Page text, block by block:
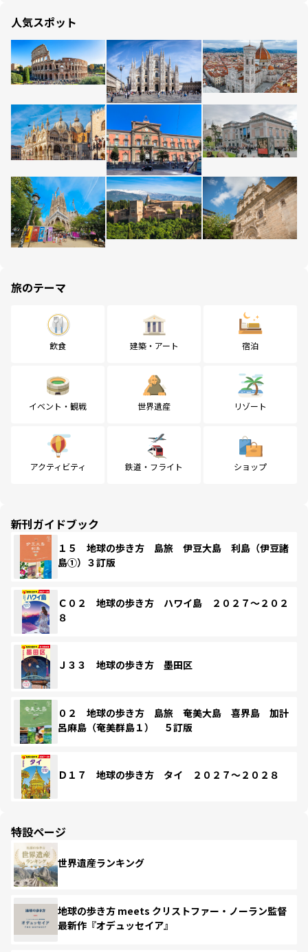
人気スポット
旅のテーマ
飲食 建築・アート 宿泊
イベント・観戦 世界遺産 リゾート
アクティビティ 鉄道・フライト ショップ
新刊ガイドブック
１５ 地球の歩き方 島旅 伊豆大島 利島（伊豆諸
島①）３訂版
Ｃ０２ 地球の歩き方 ハワイ島 ２０２７～２０２
８
Ｊ３３ 地球の歩き方 墨田区
０２ 地球の歩き方 島旅 奄美大島 喜界島 加計
呂麻島（奄美群島１） ５訂版
Ｄ１７ 地球の歩き方 タイ ２０２７～２０２８
特設ページ
世界遺産ランキング
地球の歩き方 meets クリストファー・ノーラン監督
最新作『オデュッセイア』